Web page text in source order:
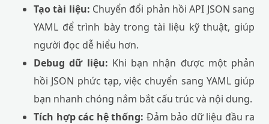
Tạo tài liệu: Chuyển đổi phản hồi API JSON sang
YAML để trình bày trong tài liệu kỹ thuật, giúp
người đọc dễ hiểu hơn.
Debug dữ liệu: Khi bạn nhận được một phản
hồi JSON phức tạp, việc chuyển sang YAML giúp
bạn nhanh chóng nắm bắt cấu trúc và nội dung.
Tích hợp các hệ thống: Đảm bảo dữ liệu đầu ra